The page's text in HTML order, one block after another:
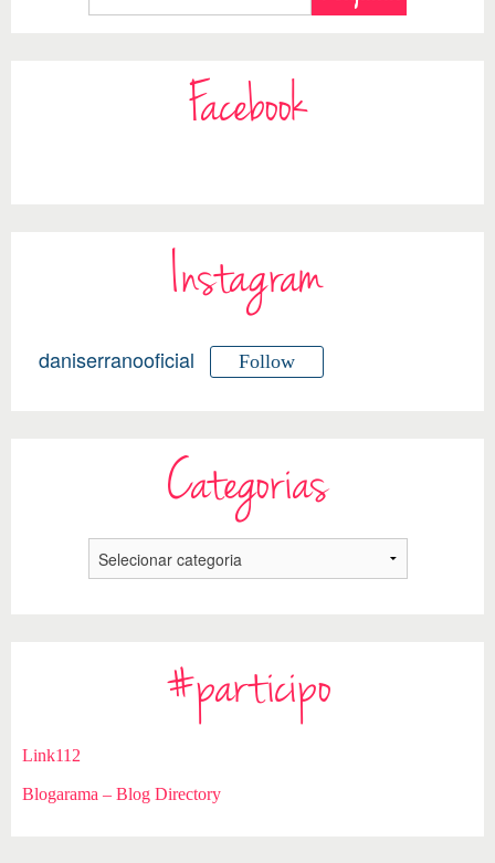
Facebook
Instagram
daniserranooficial Follow
Categorias
#participo
Link112
Blogarama – Blog Directory